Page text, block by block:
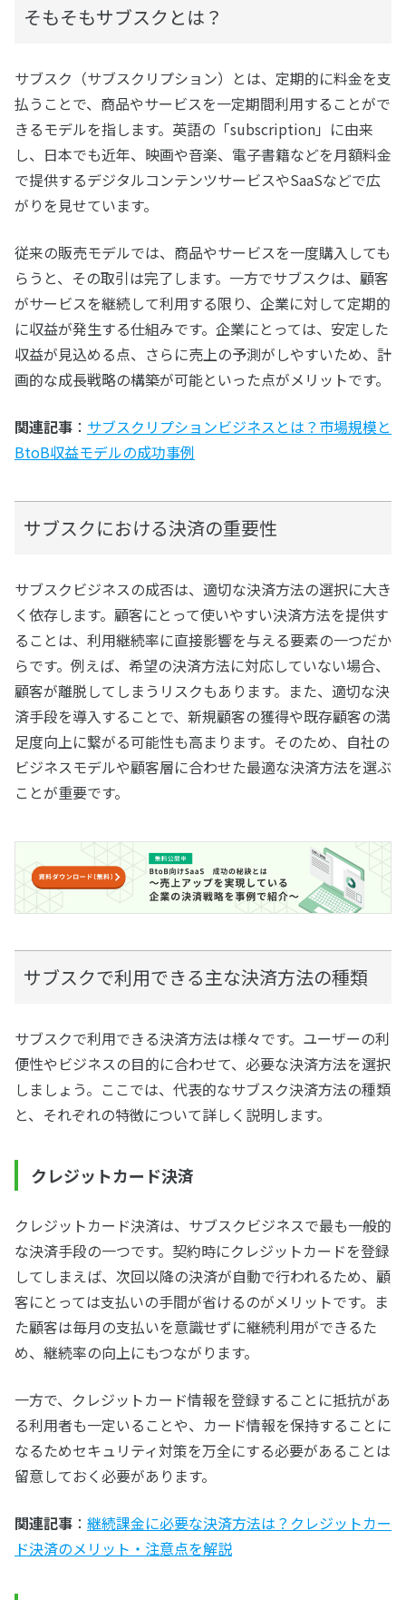
そもそもサブスクとは？
サブスク（サブスクリプション）とは、定期的に料金を支
払うことで、商品やサービスを一定期間利用することがで
きるモデルを指します。英語の「subscription」に由来
し、日本でも近年、映画や音楽、電子書籍などを月額料金
で提供するデジタルコンテンツサービスやSaaSなどで広
がりを見せています。
従来の販売モデルでは、商品やサービスを一度購入しても
らうと、その取引は完了します。一方でサブスクは、顧客
がサービスを継続して利用する限り、企業に対して定期的
に収益が発生する仕組みです。企業にとっては、安定した
収益が見込める点、さらに売上の予測がしやすいため、計
画的な成長戦略の構築が可能といった点がメリットです。
関連記事 ： サブスクリプションビジネスとは？市場規模と
BtoB収益モデルの成功事例
サブスクにおける決済の重要性
サブスクビジネスの成否は、適切な決済方法の選択に大き
く依存します。顧客にとって使いやすい決済方法を提供す
ることは、利用継続率に直接影響を与える要素の一つだか
らです。例えば、希望の決済方法に対応していない場合、
顧客が離脱してしまうリスクもあります。また、適切な決
済手段を導入することで、新規顧客の獲得や既存顧客の満
足度向上に繋がる可能性も高まります。そのため、自社の
ビジネスモデルや顧客層に合わせた最適な決済方法を選ぶ
ことが重要です。
サブスクで利用できる主な決済方法の種類
サブスクで利用できる決済方法は様々です。ユーザーの利
便性やビジネスの目的に合わせて、必要な決済方法を選択
しましょう。ここでは、代表的なサブスク決済方法の種類
と、それぞれの特徴について詳しく説明します。
クレジットカード決済
クレジットカード決済は、サブスクビジネスで最も一般的
な決済手段の一つです。契約時にクレジットカードを登録
してしまえば、次回以降の決済が自動で行われるため、顧
客にとっては支払いの手間が省けるのがメリットです。ま
た顧客は毎月の支払いを意識せずに継続利用ができるた
め、継続率の向上にもつながります。
一方で、クレジットカード情報を登録することに抵抗があ
る利用者も一定いることや、カード情報を保持することに
なるためセキュリティ対策を万全にする必要があることは
留意しておく必要があります。
関連記事 ： 継続課金に必要な決済方法は？クレジットカー
ド決済のメリット・注意点を解説